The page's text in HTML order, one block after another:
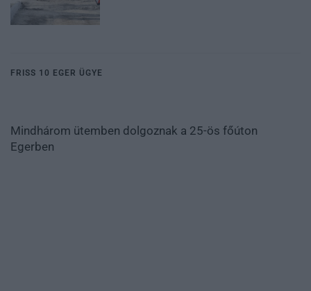
FRISS 10 EGER ÜGYE
Mindhárom ütemben dolgoznak a 25-ös főúton
Egerben